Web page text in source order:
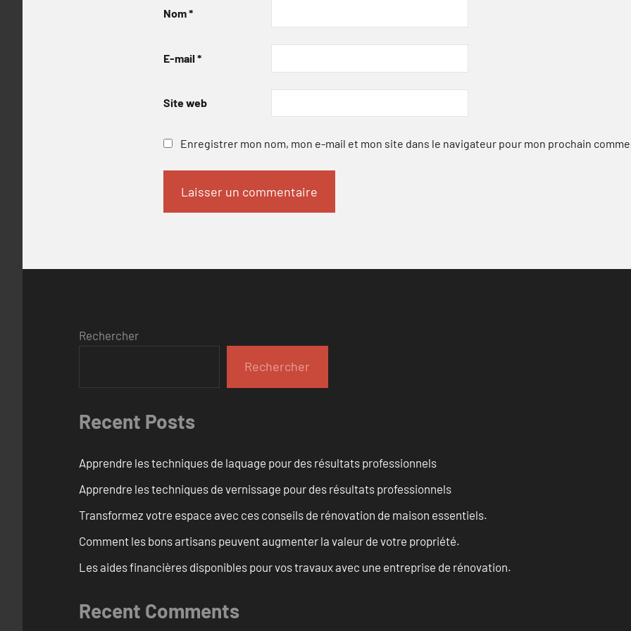
Nom*
E-mail *
Site web
Enregistrer mon nom, mon e-mail et mon site dans le navigateur pour mon prochain
Rechercher
Rechercher
Recent Posts
Apprendre les techniques de laquage pour des résultats professionnels
Apprendre les techniques de vernissage pour des résultats professionnels
Transformez votre espace avec ces conseils de rénovation de maison essentiels.
Comment les bons artisans peuvent augmenter la valeur de votre propriété.
Les aides financières disponibles pour vos travaux avec une entreprise de rénovation.
Recent Comments